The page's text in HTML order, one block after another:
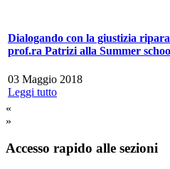
Dialogando con la giustizia
prof.ra Patrizi alla Summer
03 Maggio 2018
Leggi tutto
«
»
Accesso rapido alle sezioni